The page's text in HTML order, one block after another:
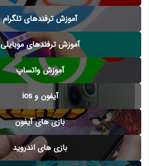
آموزش ترفندهای تلگرام
آموزش ترفندهای موبایلی
آموزش واتساپ
آیفون و ios
بازی های آیفون
بازی های اندروید